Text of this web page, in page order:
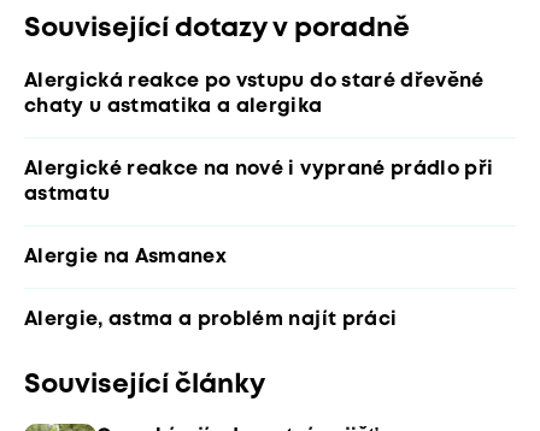
Související dotazy v poradně
Alergická reakce po vstupu do staré dřevěné
chaty u astmatika a alergika
Alergické reakce na nové i vyprané prádlo při
astmatu
Alergie na Asmanex
Alergie, astma a problém najít práci
Související články